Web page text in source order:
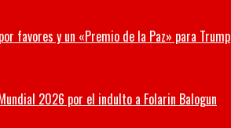
favores y un «Premio de la Paz» para Trump
2026 por el indulto a Folarin Balogun